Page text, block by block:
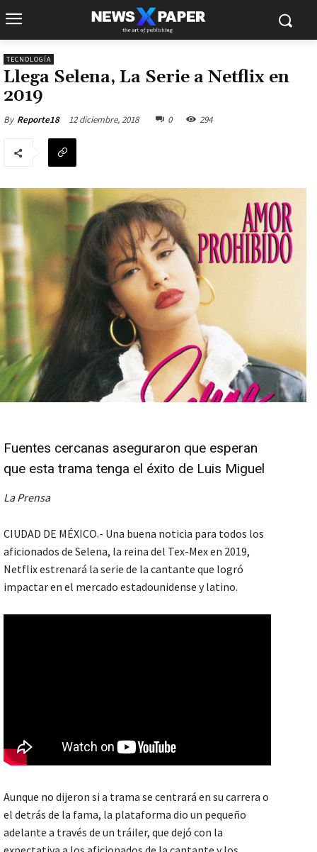
TECNOLOGÍA
Llega Selena, La Serie a Netflix en
2019
By Reporte18 12 diciembre, 2018 0 294
Fuentes cercanas aseguraron que esperan
que esta trama tenga el éxito de Luis Miguel
La Prensa
CIUDAD DE MÉXICO.- Una buena noticia para todos los
aficionados de Selena, la reina del Tex-Mex en 2019,
Netflix estrenará la serie de la cantante que logró
impactar en el mercado estadounidense y latino.
Aunque no dijeron si a trama se centrará en su carrera o
el detrás de la fama, la plataforma dio un pequeño
adelante a través de un tráiler, que dejó con la